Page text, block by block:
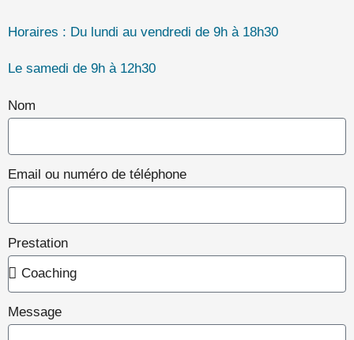
Horaires : Du lundi au vendredi de 9h à 18h30
Le samedi de 9h à 12h30
Nom
Email ou numéro de téléphone
Prestation
Message